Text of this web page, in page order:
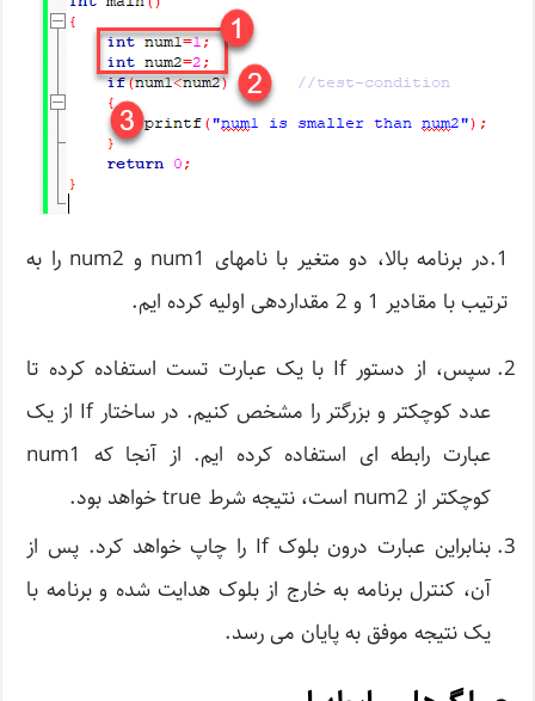
1.در برنامه بالا، دو متغیر با نامهای num1 و num2 را به
ترتیب با مقادیر 1 و 2 مقداردهی اولیه کرده ایم.
سپس، از دستور If با یک عبارت تست استفاده کرده تا
عدد کوچکتر و بزرگتر را مشخص کنیم. در ساختار If از یک
عبارت رابطه ای استفاده کرده ایم. از آنجا که num1
کوچکتر از num2 است، نتیجه شرط true خواهد بود.
بنابراین عبارت درون بلوک If را چاپ خواهد کرد. پس از
آن، کنترل برنامه به خارج از بلوک هدایت شده و برنامه با
یک نتیجه موفق به پایان می رسد.